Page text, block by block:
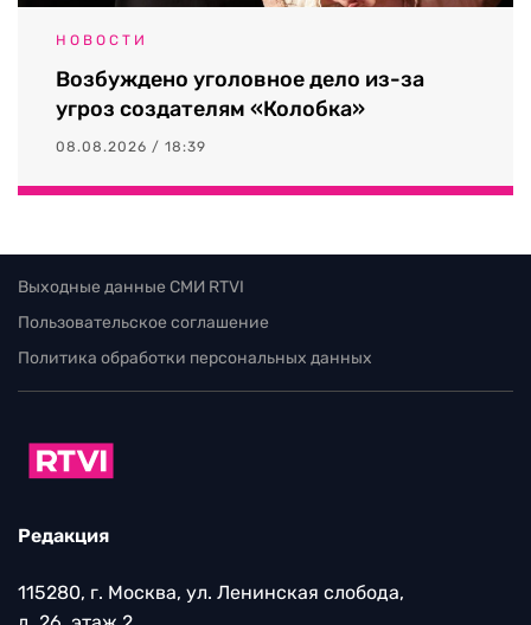
НОВОСТИ
Возбуждено уголовное дело из-за
угроз создателям «Колобка»
08.08.2026 / 18:39
Выходные данные СМИ RTVI
Пользовательское соглашение
Политика обработки персональных данных
Редакция
115280, г. Москва, ул. Ленинская слобода,